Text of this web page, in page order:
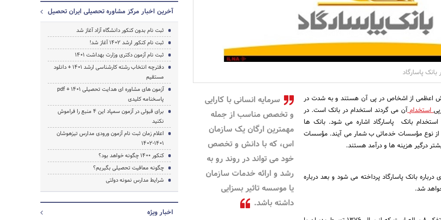
پاسارگاد
سرمایه انسانی با کارایی
و تخصص مناسب از جمله
مهمترین ارگان یک سازمان
اس، که با دانش و تخصص
خود می تواند در روند رو به
رشد و ارائه خدمات سازمان
یا موسسه تاثیر بسزایی
داشته باشد.
اعظمی از اشخاص در پی آن هستند و به شدت در
استخدامآن می گردند استخدام در بانک است. در
بانک پاسارگاد اشاره می شود. بانک ها
نوع مؤسسات خدماتی ب شمار می آیند. مؤسسات
درگیر هزینه ها و درآمد هستند.
بانک پاسارگاد پرداخته می شود و بعد درباره
شد.
آخرین اخبار مرکز مشاوره تحصیلی ایران تحصیل
ثبت نام بدون کنکور دانشگاه آزاد آغاز شد
ثبت نام کنکور ارشد 1402 آغاز شد!
ثبت نام آزمون دکتری وزارت بهداشت 1401
دفترچه انتخاب رشته کارشناسی ارشد 1401 + دانلود
مستقیم
آزمون های مشاوره ای هدایت تحصیلی 1401 + pdf
پاسخنامه کلیدی
برای قبولی در آزمون سمپاد این ۴ منبع را فراموش
نکنید
اعلام زمان ثبت نام آزمون ورودی مدارس تیزهوشان
۱۴۰۱-1402
کنکور 1400 چگونه خواهد بود؟
چگونه معافیت تحصیلی بگیریم؟
شرایط مدارس نمونه دولتی
اخبار ویژه